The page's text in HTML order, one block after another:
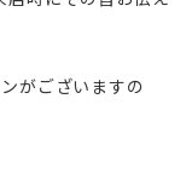
がございますの